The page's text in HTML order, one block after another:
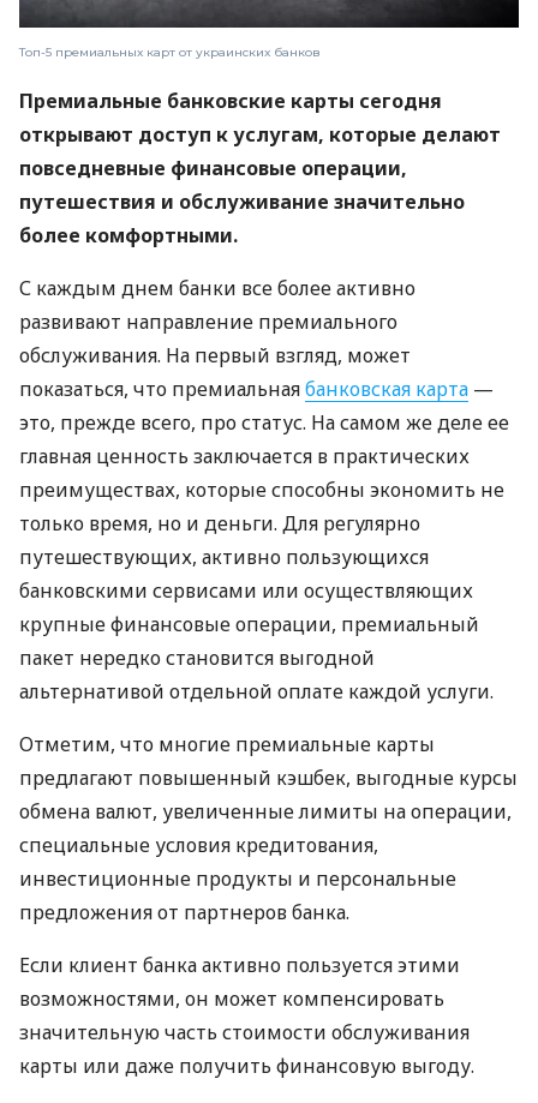
Топ-5 премиальных карт от украинских банков
Премиальные банковские карты сегодня
открывают доступ к услугам, которые делают
повседневные финансовые операции,
путешествия и обслуживание значительно
более комфортными.
С каждым днем ​​банки все более активно
развивают направление премиального
обслуживания. На первый взгляд, может
показаться, что премиальнаябанковская карта —
это, прежде всего, про статус. На самом же деле ее
главная ценность заключается в практических
преимуществах, которые способны экономить не
только время, но и деньги. Для регулярно
путешествующих, активно пользующихся
банковскими сервисами или осуществляющих
крупные финансовые операции, премиальный
пакет нередко становится выгодной
альтернативой отдельной оплате каждой услуги.
Отметим, что многие премиальные карты
предлагают повышенный кэшбек, выгодные курсы
обмена валют, увеличенные лимиты на операции,
специальные условия кредитования,
инвестиционные продукты и персональные
предложения от партнеров банка.
Если клиент банка активно пользуется этими
возможностями, он может компенсировать
значительную часть стоимости обслуживания
карты или даже получить финансовую выгоду.